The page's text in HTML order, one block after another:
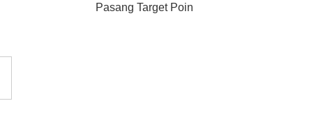
Pasang Target Poin